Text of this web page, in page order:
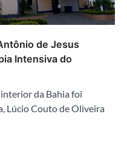
de Jesus
Intensiva do
da Bahia foi
Lúcio Couto de Oliveira